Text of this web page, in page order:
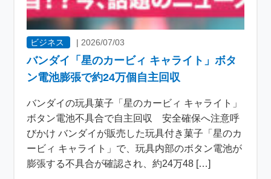
ビジネス | 2026/07/03
バンダイ「星のカービィ キャライト」ボタ
ン電池膨張で約24万個自主回収
バンダイの玩具菓子「星のカービィ キャライト」
ボタン電池不具合で自主回収 安全確保へ注意呼
びかけ バンダイが販売した玩具付き菓子「星のカ
ービィ キャライト」で、玩具内部のボタン電池が
膨張する不具合が確認され、約24万48 […]